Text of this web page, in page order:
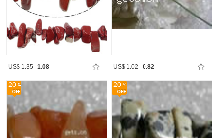
US$ 1.35 1.08 US$ 1.02 0.82
20 20